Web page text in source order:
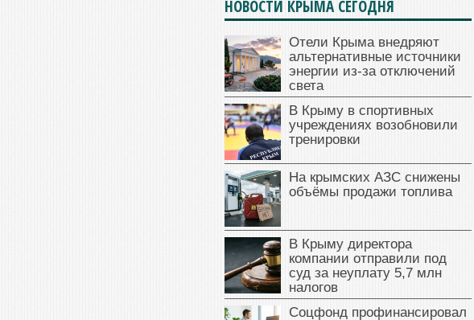
НОВОСТИ КРЫМА СЕГОДНЯ
Отели Крыма внедряют
альтернативные источники
энергии из-за отключений
света
В Крыму в спортивных
учреждениях возобновили
тренировки
На крымских АЗС снижены
объёмы продажи топлива
В Крыму директора
компании отправили под
суд за неуплату 5,7 млн
налогов
Соцфонд профинансировал